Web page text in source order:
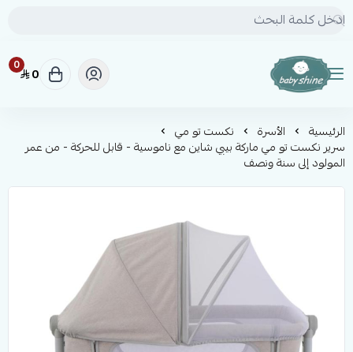
BABY SHINE
0 0
الرئيسية الأسرة نكست تو مي
سرير نكست تو مي ماركة بيبي شاين مع ناموسية - قابل للحركة - من عمر
المولود إلى سنة ونصف